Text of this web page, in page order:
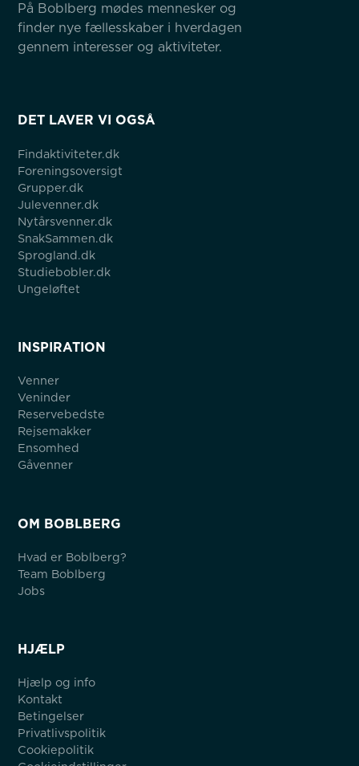
På Boblberg mødes mennesker og
finder nye fællesskaber i hverdagen
gennem interesser og aktiviteter.
DET LAVER VI OGSÅ
Findaktiviteter.dk
Foreningsoversigt
Grupper.dk
Julevenner.dk
Nytårsvenner.dk
SnakSammen.dk
Sprogland.dk
Studiebobler.dk
Ungeløftet
INSPIRATION
Venner
Veninder
Reservebedste
Rejsemakker
Ensomhed
Gåvenner
OM BOBLBERG
Hvad er Boblberg?
Team Boblberg
Jobs
HJÆLP
Hjælp og info
Kontakt
Betingelser
Privatlivspolitik
Cookiepolitik